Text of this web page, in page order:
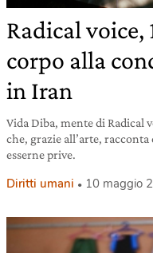
Radical
corpo alla
in Iran
Vida Diba, mente di Radical
che, grazie all’arte,
esserne prive.
Diritti umani 10 maggio